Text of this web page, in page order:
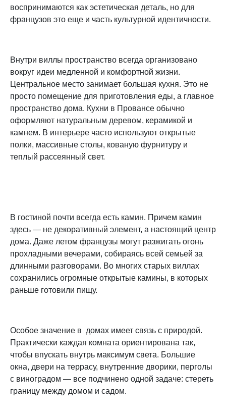
воспринимаются как эстетическая деталь, но для
французов это еще и часть культурной идентичности.
Внутри виллы пространство всегда организовано
вокруг идеи медленной и комфортной жизни.
Центральное место занимает большая кухня. Это не
просто помещение для приготовления еды, а главное
пространство дома. Кухни в Провансе обычно
оформляют натуральным деревом, керамикой и
камнем. В интерьере часто используют открытые
полки, массивные столы, кованую фурнитуру и
теплый рассеянный свет.
В гостиной почти всегда есть камин. Причем камин
здесь — не декоративный элемент, а настоящий центр
дома. Даже летом французы могут разжигать огонь
прохладными вечерами, собираясь всей семьей за
длинными разговорами. Во многих старых виллах
сохранились огромные открытые камины, в которых
раньше готовили пищу.
Особое значение в домах имеет связь с природой.
Практически каждая комната ориентирована так,
чтобы впускать внутрь максимум света. Большие
окна, двери на террасу, внутренние дворики, перголы
с виноградом — все подчинено одной задаче: стереть
границу между домом и садом.